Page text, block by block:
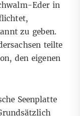
Eder in
zu geben.
teilte
den eigenen
Seenplatte